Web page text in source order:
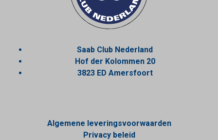
Saab Club Nederland
Hof der Kolommen 20
3823 ED Amersfoort
Algemene leveringsvoorwaarden
Privacy beleid